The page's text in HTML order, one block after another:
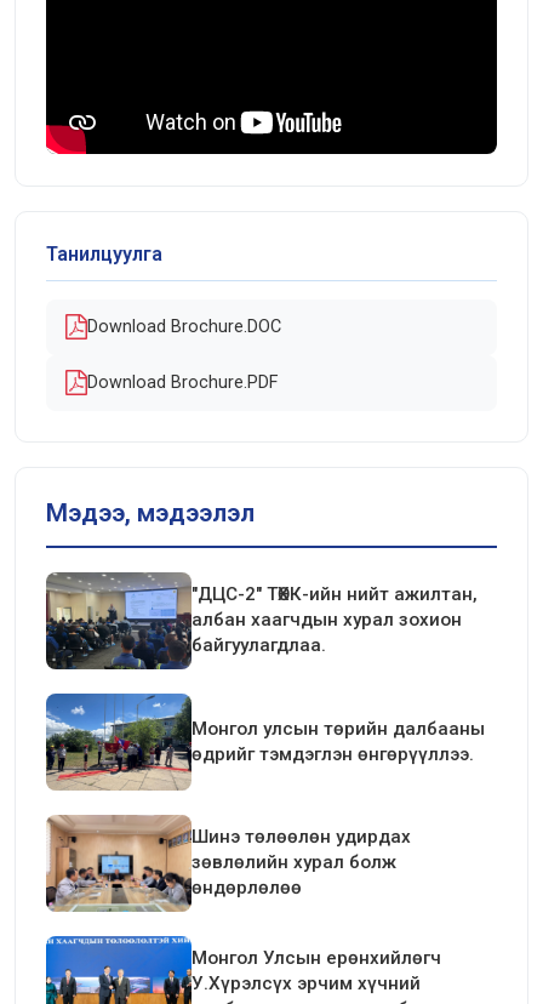
Танилцуулга
Download Brochure.DOC
Download Brochure.PDF
Мэдээ, мэдээлэл
"ДЦС-2" ТӨХК-ийн нийт ажилтан,
албан хаагчдын хурал зохион
байгуулагдлаа.
Монгол улсын төрийн далбааны
өдрийг тэмдэглэн өнгөрүүллээ.
Шинэ төлөөлөн удирдах
зөвлөлийн хурал болж
өндөрлөлөө
Монгол Улсын ерөнхийлөгч
У.Хүрэлсүх эрчим хүчний